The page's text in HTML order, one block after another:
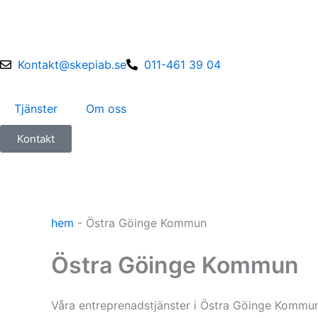
Kontakt@skepiab.se
011-461 39 04
Tjänster Om oss
Kontakt
hem - Östra Göinge Kommun
Östra Göinge Kommun
Våra entreprenadstjänster i Östra Göinge